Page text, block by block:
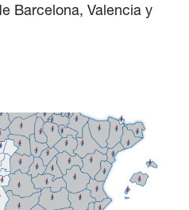
Barcelona, Valencia y